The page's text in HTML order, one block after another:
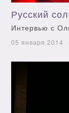
Русский
Интервью с
05 января 2014